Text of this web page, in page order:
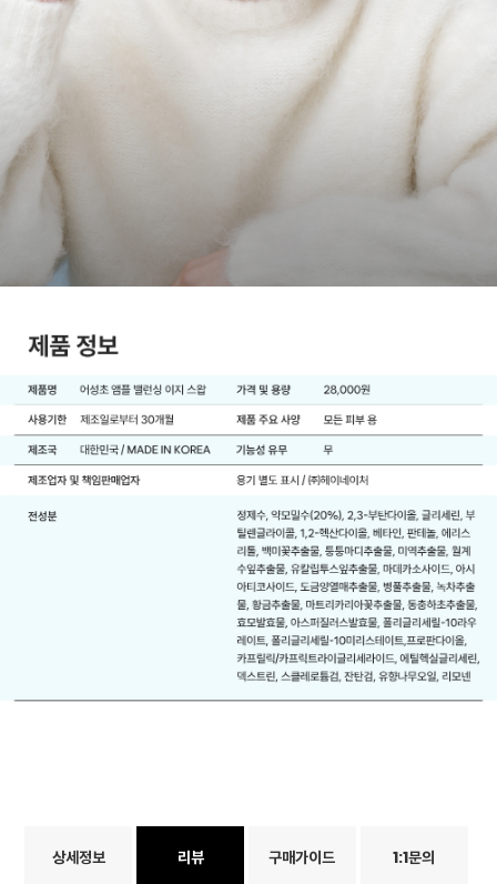
상세정보 리뷰 구매가이드 1:1문의